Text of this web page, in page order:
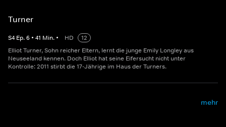
Turner
S4 Ep.6 • 41 Min. • HD
12
Elliot Turner, Sohn reicher Eltern, lernt die junge Emily Longley aus
Neuseeland kennen. Doch Elliot hat seine Eifersucht nicht unter
Kontrolle: 2011 stirbt die 17-Jährige im Haus der Turners.
mehr